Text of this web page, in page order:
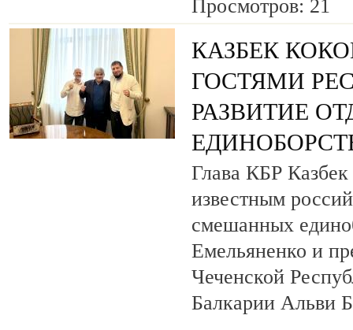
Просмотров: 21
КАЗБЕК
ГОСТЯМИ
РАЗВИТИЕ
Глава КБР Казбек
известным
смешанных
Емельяненко и
Чеченской
Балкарии Альви